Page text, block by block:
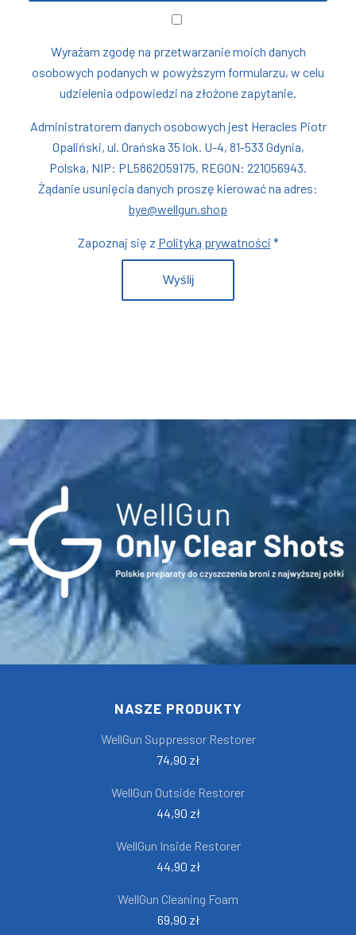
Wyrażam zgodę na przetwarzanie moich danych
osobowych podanych w powyższym formularzu, w celu
udzielenia odpowiedzi na złożone zapytanie.
Administratorem danych osobowych jest Heracles Piotr
Opaliński, ul. Orańska 35 lok. U-4, 81-533 Gdynia,
Polska, NIP: PL5862059175, REGON: 221056943.
Żądanie usunięcia danych proszę kierować na adres:
bye@wellgun.shop
Zapoznaj się z Polityką prywatności *
NASZE PRODUKTY
WellGun Suppressor Restorer
74,90 zł
WellGun Outside Restorer
44,90 zł
WellGun Inside Restorer
44,90 zł
WellGun Cleaning Foam
69,90 zł